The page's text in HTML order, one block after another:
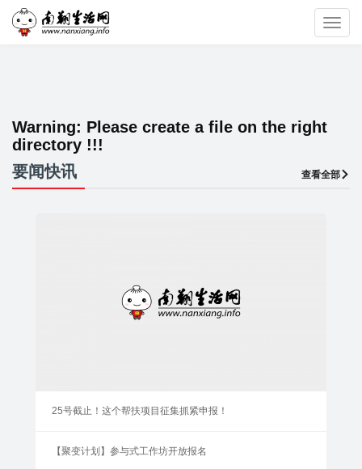
Warning: Please create a file on the right
directory !!!
要闻快讯
查看全部
25号截止！这个帮扶项目征集抓紧申报！
【聚变计划】参与式工作坊开放报名